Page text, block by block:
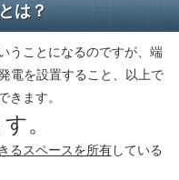
は？
うことになるのですが、端
電を設置すること、以上で
きます。
。
るスペースを所有している